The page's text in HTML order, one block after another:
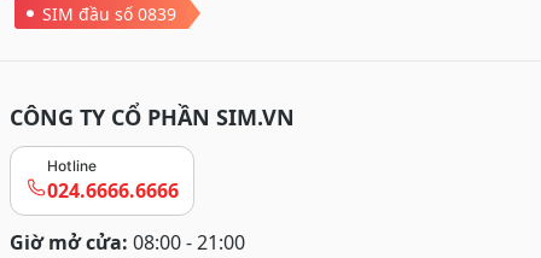
SIM đầu số 0839
CÔNG TY CỔ PHẦN SIM.VN
Hotline
024.6666.6666
Giờ mở cửa: 08:00 - 21:00